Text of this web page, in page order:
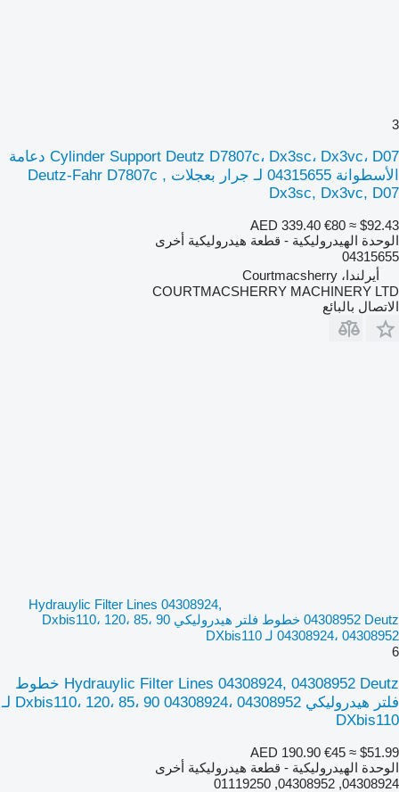
3
Cylinder Support Deutz D7807c، Dx3sc، Dx3vc، D07 دعامة
الأسطوانة 04315655 لـ جرار بعجلات Deutz-Fahr D7807c ,
Dx3sc, Dx3vc, D07
AED 339.40 €80 ≈ $92.43
الوحدة الهيدروليكية - قطعة هيدروليكية أخرى
04315655
أيرلندا، Courtmacsherry
COURTMACSHERRY MACHINERY LTD
الاتصال بالبائع
Hydrauylic Filter Lines 04308924,
04308952 Deutz خطوط فلتر هيدروليكي Dxbis110، 120، 85، 90
04308924، 04308952 لـ DXbis110
6
Hydrauylic Filter Lines 04308924, 04308952 Deutz خطوط
فلتر هيدروليكي Dxbis110، 120، 85، 90 04308924، 04308952 لـ
DXbis110
AED 190.90 €45 ≈ $51.99
الوحدة الهيدروليكية - قطعة هيدروليكية أخرى
04308924, 04308952, 01119250